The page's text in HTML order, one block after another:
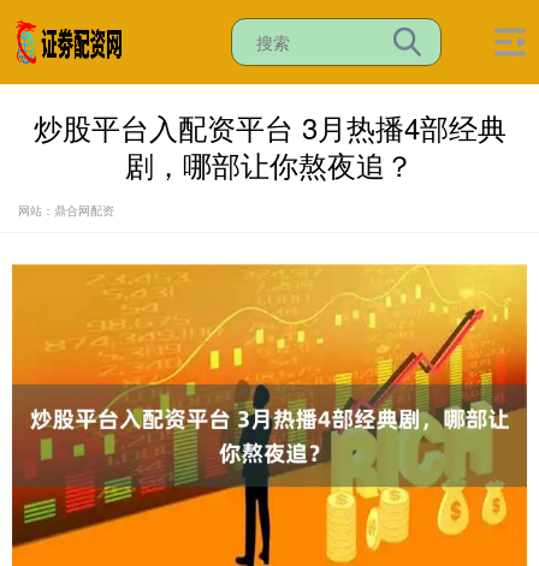
炒股平台入配资平台 3月热播4部经典
剧，哪部让你熬夜追？
网站：鼎合网配资